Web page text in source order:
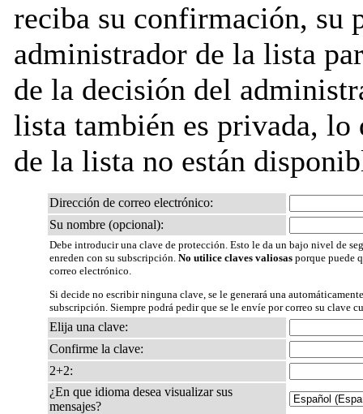
reciba su confirmación, su
administrador de la lista
de la decisión del
lista también es privada,
de la lista no están
Dirección de correo electrónico:
Su nombre (opcional):
Debe introducir una clave de protección. Esto le da un bajo nivel de
enreden con su subscripción. No utilice claves valiosas porque puede
correo electrónico.
Si decide no escribir ninguna clave, se le generará una
subscripción. Siempre podrá pedir que se le envíe por correo su clave
Elija una clave:
Confirme la clave:
2+2:
¿En que idioma desea visualizar sus
mensajes?